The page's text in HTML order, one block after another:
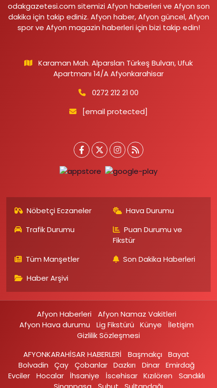
odakgazetesi.com sitemizi Afyon haberleri ve Afyon son
dakika için takip ediniz. Afyon haber, Afyon güncel, Afyon
spor ve Afyon magazin haberleri için bizi takip edin!
Karaman Mah. Alparslan Türkeş Bulvarı, Ufuk
Apartmanı 14/A Afyonkarahisar
0272 212 21 00
[email protected]
Nöbetçi Eczaneler
Hava Durumu
Trafik Durumu
Puan Durumu ve
Fikstür
Tüm Manşetler
Son Dakika Haberleri
Haber Arşivi
Afyon Haberleri
Afyon Namaz Vakitleri
Afyon Hava durumu
Lig Fikstürü Künye
İletişim
Gizlilik Sözleşmesi
AFYONKARAHİSAR HABERLERİ
Başmakçı
Bayat
Bolvadin
Çay Çobanlar Dazkırı Dinar Emirdağ‎
Evciler‎
Hocalar İhsaniye‎ İscehisar Kızılören‎
Sandıklı‎